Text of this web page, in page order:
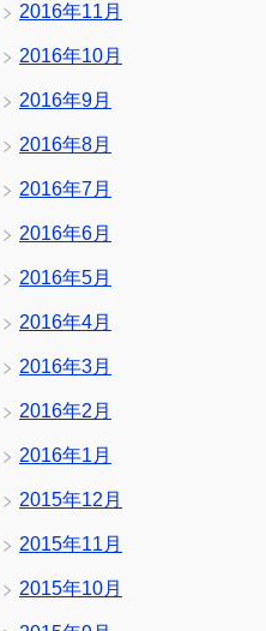
2016年11月
2016年10月
2016年9月
2016年8月
2016年7月
2016年6月
2016年5月
2016年4月
2016年3月
2016年2月
2016年1月
2015年12月
2015年11月
2015年10月